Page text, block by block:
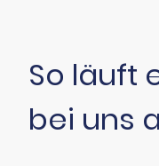
So läuft
bei uns